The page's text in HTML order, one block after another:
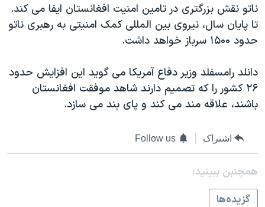
ناتو نقش بزرگتری در تامين امنيت افغانستان ايفا می کند.
تا پايان سال، نيروی بين المللی کمک امنيتی به رهبری ناتو
حدود ۱۵۰۰ سرباز خواهد داشت.
دانلد رامسفلد وزير دفاع آمريکا می گويد اين افزايش حدود
۲۶ کشور را که تصميم دارند شاهد موفقت افغانستان
باشند، علاقه مند می کند و پای بند می سازد.
اشتراک Follow us
همچنبن ببینید:
گزيده‌ها